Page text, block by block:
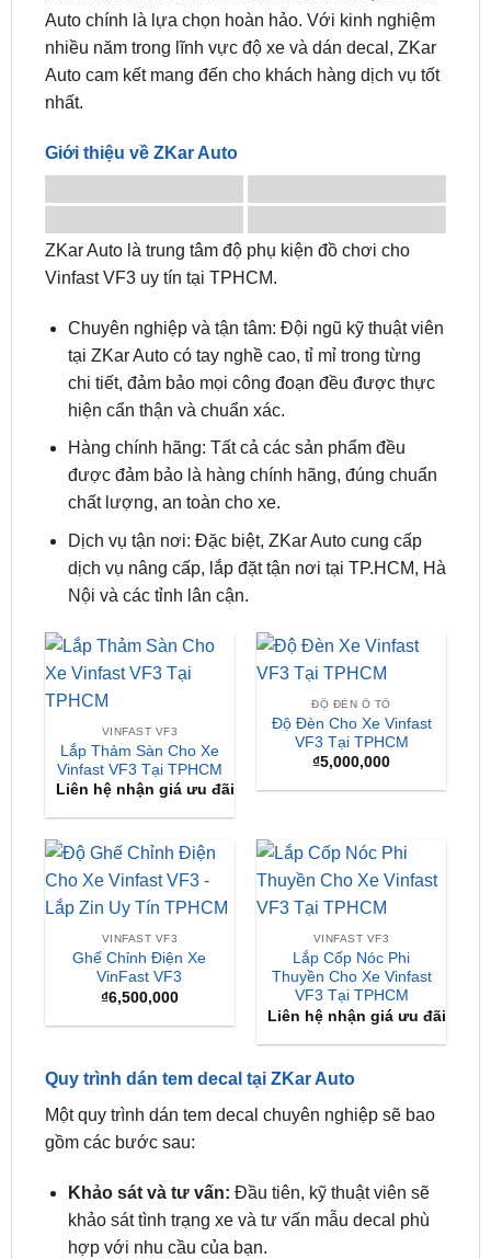
Auto cam kết mang đến cho khách hàng dịch vụ tốt
nhất.
Giới thiệu về ZKar Auto
Chuyên nghiệp và tận tâm: Đội ngũ kỹ thuật viên
chi tiết, đảm bảo mọi công đoạn đều được thực
hiện cẩn thận và chuẩn xác.
Hàng chính hãng: Tất cả các sản phẩm đều
được đảm bảo là hàng chính hãng, đúng chuẩn
chất lượng, an toàn cho xe.
Dịch vụ tận nơi: Đặc biệt, ZKar Auto cung cấp
dịch vụ nâng cấp, lắp đặt tận nơi tại TP.HCM, Hà
Nội và các tỉnh lân cận.
VINFAST VF3
Lắp Thảm Sàn Cho Xe
Liên hệ nhận giá ưu đãi
ĐỘ ĐÈN Ô TÔ
Độ Đèn Cho Xe Vinfast
VF3 Tại TPHCM
₫5,000,000
VINFAST VF3
Ghế Chỉnh Điện Xe
VinFast VF3
₫6,500,000
VINFAST VF3
Lắp Cốp Nóc Phi
Thuyền Cho Xe Vinfast
VF3 Tại TPHCM
Liên hệ nhận giá ưu đãi
Quy trình dán tem decal tại ZKar Auto
gồm các bước sau:
Khảo sát và tư vấn:
hợp với nhu cầu của bạn.
Thiết kế và in ấn:Sau khi thống nhất về mẫu